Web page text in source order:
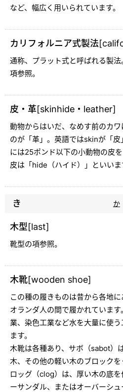
など、幅広く用いられています。
カリフォルニア式製法
通称、プラット式と呼ばれる製
項参照。
皮・革[skinhide・leather]
動物からはいだ、なめす前のカ
のが「革」。英語ではskinが「
には25ポンド以下の小動物の皮
皮は「hide（ハイド）」といいま
き か
木型[last]
靴型の項参照。
木靴[wooden shoe]
この種の履きものは昔から各地
オランダ人の間で履かれていま
業、染色工業など水を大量に使
ます。
木靴は各種あり、サボ（sabot）
木、その他の軽い木のブロック
ロッグ（clog）は、厚い木の底
ーサンダル、またはオーバーシ